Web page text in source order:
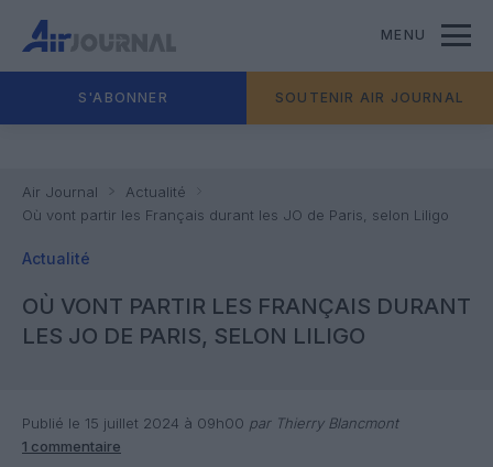
MENU
S'ABONNER SOUTENIR AIR JOURNAL
Air Journal
Actualité
Où vont partir les Français durant les JO de Paris, selon Liligo
Actualité
OÙ VONT PARTIR LES FRANÇAIS DURANT
LES JO DE PARIS, SELON LILIGO
Publié le 15 juillet 2024 à 09h00 par Thierry Blancmont
1 commentaire